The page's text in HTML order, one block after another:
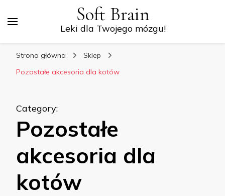
Soft Brain
Leki dla Twojego mózgu!
Strona główna
Sklep
Pozostałe akcesoria dla kotów
Category:
Pozostałe
akcesoria dla
kotów